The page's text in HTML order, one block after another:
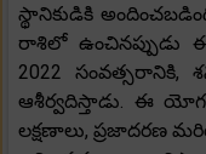
స్థానికుడికి
రాశిలో ఉంచినప్పుడు
2022
ఆశీర్వదిస్తాడు. ఈ
లక్షణాలు, ప్రజాదరణ